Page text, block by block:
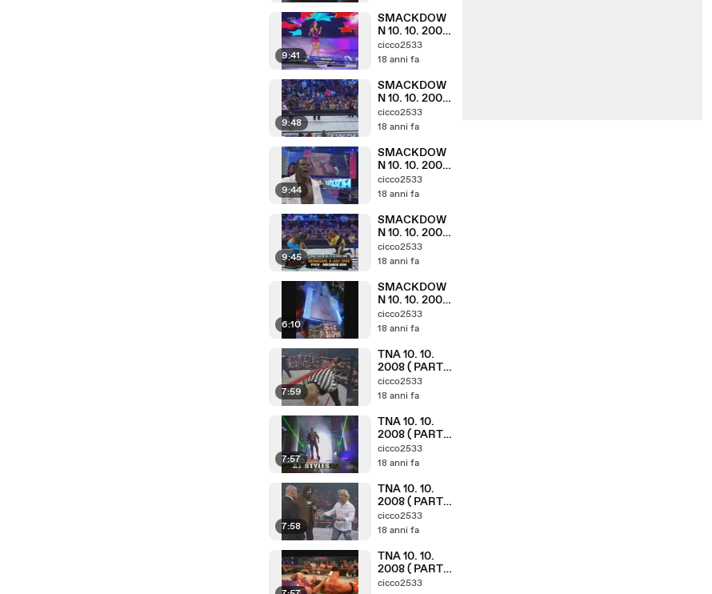
9:41
SMACKDOW
N 10. 10. 2008
cicco2533
18 anni fa
9:48
SMACKDOW
N 10. 10. 2008
cicco2533
18 anni fa
9:44
SMACKDOW
N 10. 10. 2008
cicco2533
18 anni fa
9:45
SMACKDOW
N 10. 10. 2008
cicco2533
18 anni fa
6:10
SMACKDOW
N 10. 10. 2008
cicco2533
18 anni fa
7:59
TNA 10. 10.
2008 ( PARTE
10. 11 )
cicco2533
18 anni fa
7:57
TNA 10. 10.
2008 ( PARTE
9. 11 )
cicco2533
18 anni fa
7:58
TNA 10. 10.
2008 ( PARTE
7. 11 )
cicco2533
18 anni fa
TNA 10. 10.
2008 ( PARTE
6. 11 )
cicco2533